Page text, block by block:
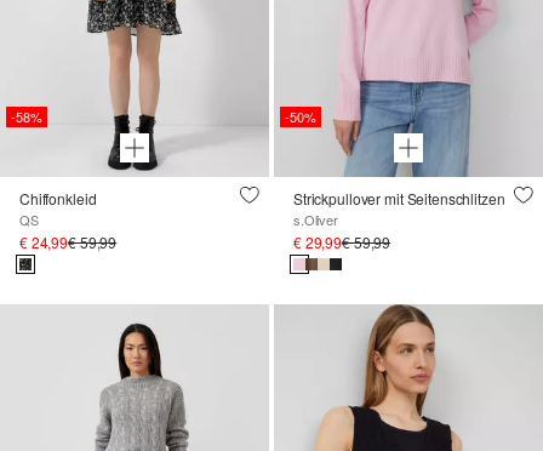
-58%
Chiffonkleid
QS
€ 24,99€ 59,99
-50%
Strickpullover mit Seitenschlitzen
s.Oliver
€ 29,99€ 59,99